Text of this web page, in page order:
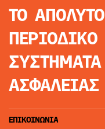
ΤΟ ΑΠΟΛΥΤΟ
ΠΕΡΙΟΔΙΚΟ
ΣΥΣΤΗΜΑΤΑ
ΑΣΦΑΛΕΙΑΣ
ΕΠΙΚΟΙΝΩΝΙΑ